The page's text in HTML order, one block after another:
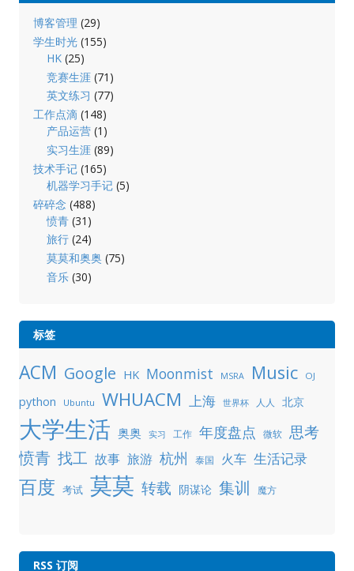
博客管理 (29)
学生时光(155)
HK (25)
竞赛生涯 (71)
英文练习 (77)
工作点滴(148)
产品运营 (1)
实习生涯 (89)
技术手记(165)
机器学习手记 (5)
碎碎念 (488)
愤青 (31)
旅行 (24)
莫莫和奥奥 (75)
音乐 (30)
标签
ACM Google HK Moonmist MSRA Music OJ
python Ubuntu WHUACM 上海 世界杯 人人 北京
大学生活 奥奥 实习 工作 年度盘点 微软 思考
愤青 找工 故事 旅游 杭州 泰国 火车 生活记录
百度 考试 莫莫 转载 阴谋论 集训 魔方
RSS 订阅